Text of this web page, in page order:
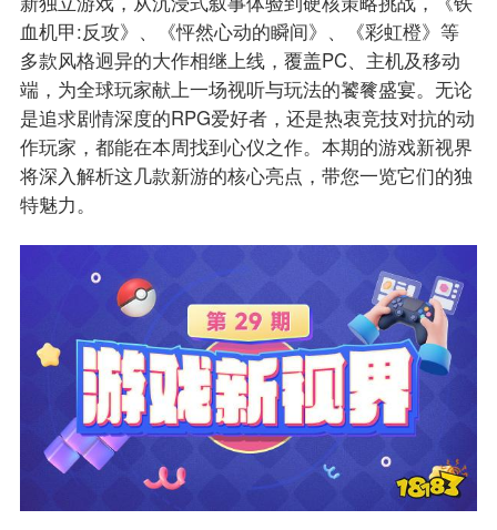
血机甲:反攻》、《怦然心动的瞬间》、《彩虹橙》等
多款风格迥异的大作相继上线，覆盖PC、主机及移动
端，为全球玩家献上一场视听与玩法的饕餮盛宴。无论
是追求剧情深度的RPG爱好者，还是热衷竞技对抗的动
作玩家，都能在本周找到心仪之作。本期的游戏新视界
将深入解析这几款新游的核心亮点，带您一览它们的独
特魅力。